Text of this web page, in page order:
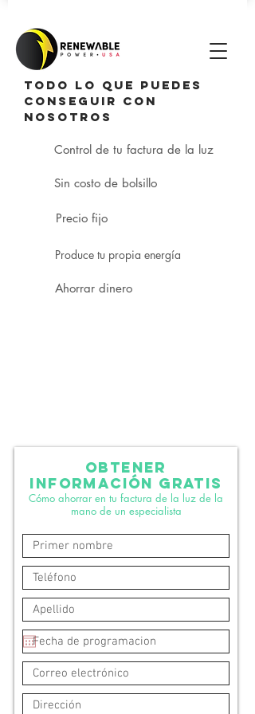
TODO LO QUE PUEDES
CONSEGUIR CON
NOSOTROS
Control de tu factura de la luz
Sin costo de bolsillo
Precio fijo
Produce tu propia energía
Ahorrar dinero
OBTENER
INFORMACIÓN GRATIS
Cómo ahorrar en tu factura de la luz de la
mano de un especialista